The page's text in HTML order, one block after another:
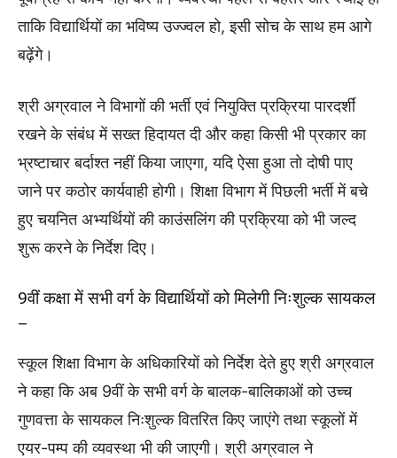
ताकि विद्यार्थियों का भविष्य उज्ज्वल हो, इसी सोच के साथ हम आगे
बढ़ेंगे।
श्री अग्रवाल ने विभागों की भर्ती एवं नियुक्ति प्रक्रिया पारदर्शीं
रखने के संबंध में सख्त हिदायत दी और कहा किसी भी प्रकार का
भ्रष्टाचार बर्दाश्त नहीं किया जाएगा, यदि ऐसा हुआ तो दोषी पाए
जाने पर कठोर कार्यवाही होगी। शिक्षा विभाग में पिछली भर्ती में बचे
हुए चयनित अभ्यर्थियों की काउंसलिंग की प्रक्रिया को भी जल्द
शुरू करने के निर्देश दिए।
9वीं कक्षा में सभी वर्ग के विद्यार्थियों को मिलेगी निःशुल्क सायकल
–
स्कूल शिक्षा विभाग के अधिकारियों को निर्देश देते हुए श्री अग्रवाल
ने कहा कि अब 9वीं के सभी वर्ग के बालक-बालिकाओं को उच्च
गुणवत्ता के सायकल निःशुल्क वितरित किए जाएंगे तथा स्कूलों में
एयर-पम्प की व्यवस्था भी की जाएगी। श्री अग्रवाल ने